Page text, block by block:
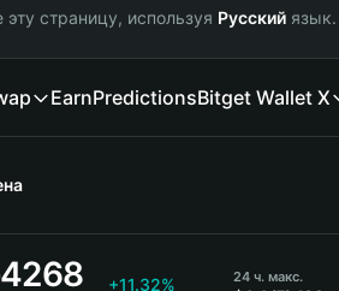
страницу, используя Русский язык.
EarnPredictionsBitget Wallet X
+11.32% 24 ч. макс.